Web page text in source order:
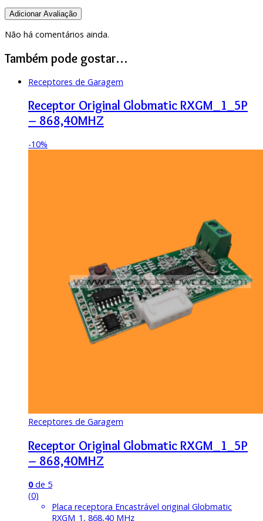
Não há comentários ainda.
Também pode gostar…
Receptores de Garagem
Receptor Original Globmatic RXGM_1_5P
– 868,40MHZ
-10%
Receptores de Garagem
Receptor Original Globmatic RXGM_1_5P
– 868,40MHZ
0de 5
(0)
Placa receptora Encastrável original Globmatic
RXGM_1, 868,40 MHz